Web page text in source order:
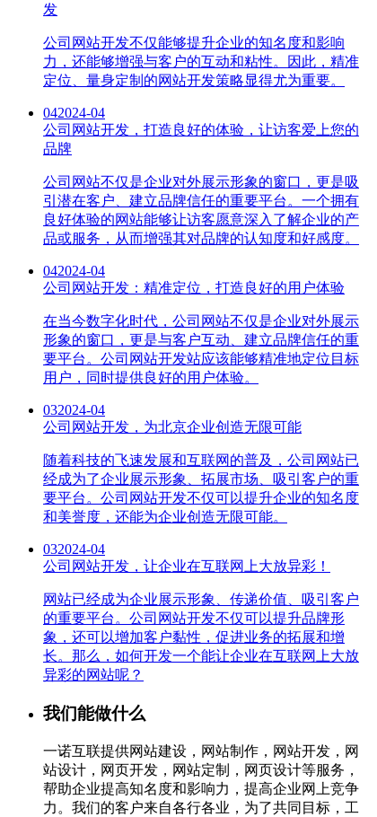
发
公司网站开发不仅能够提升企业的知名度和影响
力，还能够增强与客户的互动和粘性。因此，精准
定位、量身定制的网站开发策略显得尤为重要。
042024-04
公司网站开发，打造良好的体验，让访客爱上您的
品牌
公司网站不仅是企业对外展示形象的窗口，更是吸
引潜在客户、建立品牌信任的重要平台。一个拥有
良好体验的网站能够让访客愿意深入了解企业的产
品或服务，从而增强其对品牌的认知度和好感度。
042024-04
公司网站开发：精准定位，打造良好的用户体验
在当今数字化时代，公司网站不仅是企业对外展示
形象的窗口，更是与客户互动、建立品牌信任的重
要平台。公司网站开发站应该能够精准地定位目标
用户，同时提供良好的用户体验。
032024-04
公司网站开发，为北京企业创造无限可能
随着科技的飞速发展和互联网的普及，公司网站已
经成为了企业展示形象、拓展市场、吸引客户的重
要平台。公司网站开发不仅可以提升企业的知名度
和美誉度，还能为企业创造无限可能。
032024-04
公司网站开发，让企业在互联网上大放异彩！
网站已经成为企业展示形象、传递价值、吸引客户
的重要平台。公司网站开发不仅可以提升品牌形
象，还可以增加客户黏性，促进业务的拓展和增
长。那么，如何开发一个能让企业在互联网上大放
异彩的网站呢？
我们能做什么
一诺互联提供网站建设，网站制作，网站开发，网
站设计，网页开发，网站定制，网页设计等服务，
帮助企业提高知名度和影响力，提高企业网上竞争
力。我们的客户来自各行各业，为了共同目标，工